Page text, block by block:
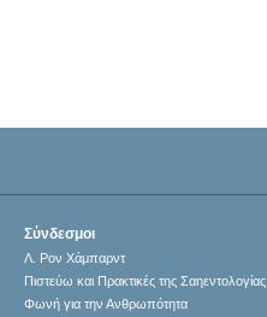
Σύνδεσμοι
Λ. Ρον Χάμπαρντ
Πιστεύω και Πρακτικές της Σαηεντολογίας
Φωνή για την Ανθρωπότητα